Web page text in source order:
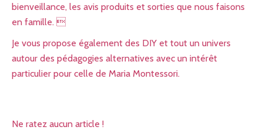
bienveillance, les avis produits et sorties que nous faisons
en famille. 
Je vous propose également des DIY et tout un univers
autour des pédagogies alternatives avec un intérêt
particulier pour celle de Maria Montessori.
Ne ratez aucun article !